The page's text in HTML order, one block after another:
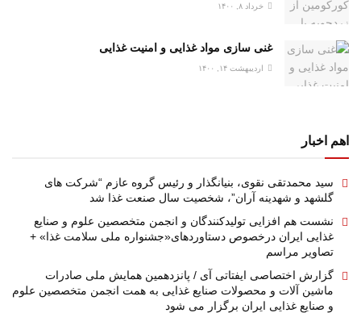
خرداد ۸, ۱۴۰۰
غنی سازی مواد غذایی و امنیت غذایی
اردیبهشت ۱۴, ۱۴۰۰
اهم اخبار
سید محمدتقی نقوی، بنیانگذار و رئیس گروه عازم “شرکت های
گلشهد و شهدینه آران”، شخصیت سال صنعت غذا شد
نشست هم افزایی تولیدکنندگان و انجمن متخصصین علوم و صنایع
غذایی ایران درخصوص دستاوردهای«جشنواره ملی سلامت غذا» +
تصاویر مراسم
گزارش اختصاصی ایفتاتی آی / پانزدهمین همایش ملی صادرات
ماشین آلات و محصولات صنایع غذایی به همت انجمن متخصصین علوم
و صنایع غذایی ایران برگزار می شود